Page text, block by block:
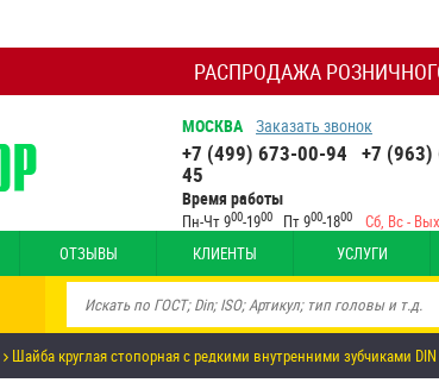
РАСПРОДАЖА
МОСКВА Заказать звонок
+7 (499) 673-00-94 +7
45
Время работы
Пн-Чт 900-1900 Пт 900-1800 Сб, Вс -
ОТЗЫВЫ КЛИЕНТЫ УСЛУГИ
Шайба круглая стопорная с редкими внутренними зубчиками